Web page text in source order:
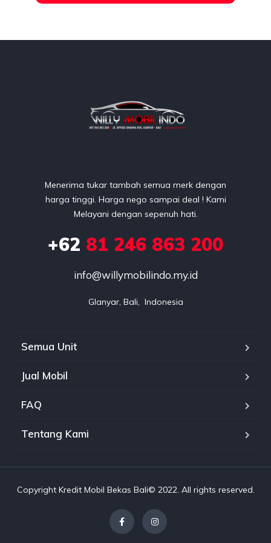
Menerima tukar tambah semua merk dengan
harga tinggi. Harga nego sampai deal ! Kami
Melayani dengan sepenuh hati.
+62 81 246 863 200
info@willymobilindo.my.id
GIanyar, Bali,  Indonesia
Semua Unit
Jual Mobil
FAQ
Tentang Kami
Copyright Kredit Mobil Bekas Bali© 2022. All rights reserved.